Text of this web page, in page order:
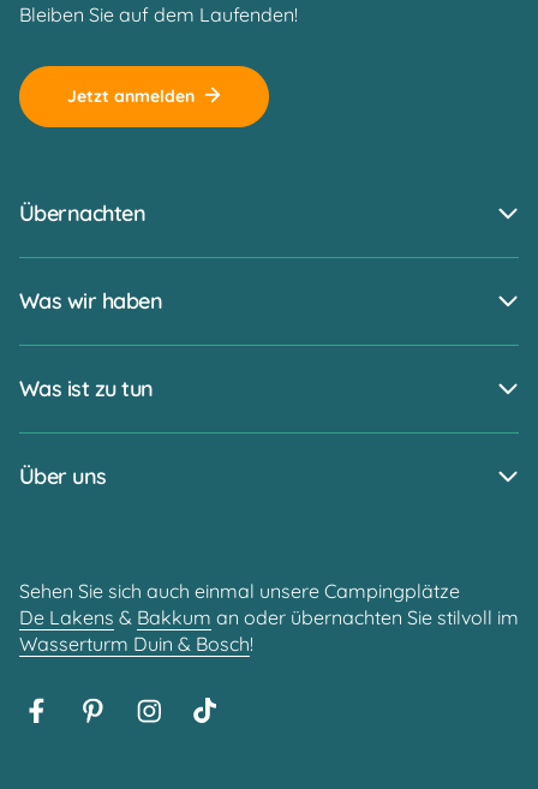
Bleiben Sie auf dem Laufenden!
Jetzt anmelden
Übernachten
Was wir haben
Was ist zu tun
Über uns
Sehen Sie sich auch einmal unsere Campingplätze
De Lakens & Bakkum an oder übernachten Sie stilvoll im
Wasserturm Duin & Bosch!